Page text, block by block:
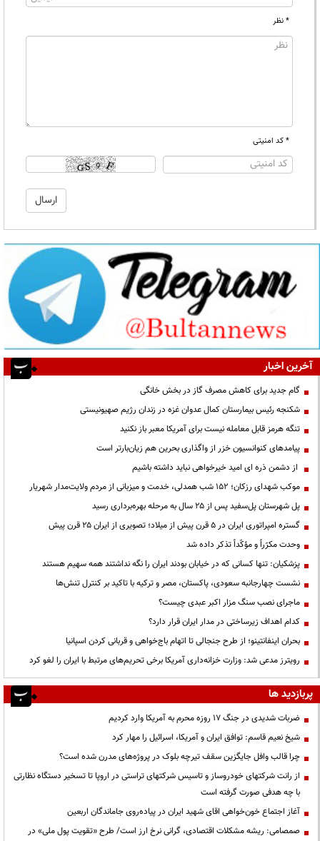
* نظر
* کد امنیتی
آخرین اخبار
گام جدید برای کاهش مصرف گاز در بخش خانگی
شکنجه رئیس بیمارستان کمال عدوان غزه در زندان رژیم صهیونیستی
تنگه هرمز قابل معامله نیست برای آمریکا معبر باز نکنید
پیامدهای کنوانسیون خزر از واگذاری بحرین هم زیان‌بارتر است
از دشمن ذره ای امید خیرخواهی نباید داشته باشیم
موکب شهدای رزکان؛ ۱۵۲ شب همدلی، خدمت و میزبانی از مردم ولایت‌مدار شهریار
پل شهرستان پل‌سفید پس از ۲۵ سال به مرحله بهره‌برداری رسید
گستره امپراتوری ایران در ۵ قرن پیش از میلاد؛ تصویری از ایران ۲۵ قرن پیش
وحدت مکرّراً و مؤکّداً تذکر داده شد
پزشکیان: تنها کسانی که در خیابان بودند ایران را نگه نداشتند همه سهیم هستند
نشست چهارجانبه سعودی، پاکستان، مصر و ترکیه با تاکید بر کنترل تنش‌ها
ماجرای نصب سنگ مزار اکبر عبدی چیست؟
کدام اهداف زیرساختی در مدار ایران قرار دارد؟
بحران اینفانتینو؛ از طرح جنجالی تا اتهام باج‌خواهی و قربانی کردن اسپانیا
رویترز مدعی شد: وزارت خزانه‌داری آمریکا برخی تحریم‌های مرتبط با ایران را لغو کرد
پربازدید ها
ضربات شدیدی در جنگ ۱۷ روزه محرم به آمریکا وارد کردیم
شیخ نعیم قاسم: توافق ایران و آمریکا، اسرائیل را مهار کرد
چرا قالب وافل جایگزین سقف تیرچه بلوک در پروژه‌های مدرن شده است؟
از رانت‌ شرکتهای خودروساز و تاسیس شرکتهای تراستی در اروپا تا تسخیر دستگاه نظارتی
با چه هدفی صورت گرفته است
آغاز اجتماع خون‌خواهی اقای شهید ایران در پیاده‌روی جاماندگان اربعین
صمصامی: ریشه مشکلات اقتصادی، گرانی نرخ ارز است/ طرح «تقویت پول ملی» در